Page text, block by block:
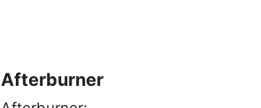
Afterburner